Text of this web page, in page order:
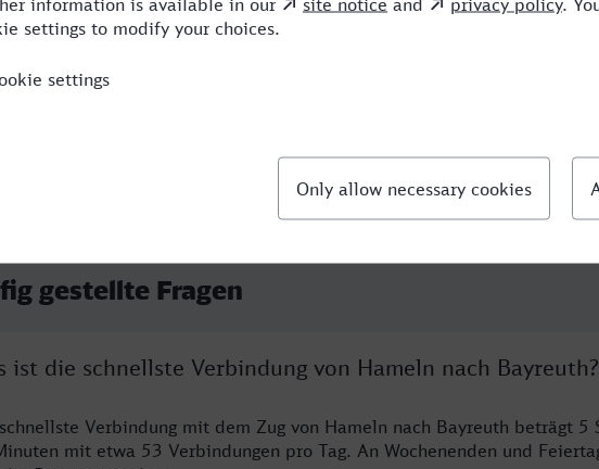
5:36
gestellte Fragen
ist die schnellste Verbindung von Hameln nach Bayreuth?
Verbindung mit dem Zug von Hameln nach Bayreuth beträgt 5
mit etwa 53 Verbindungen pro Tag. An Wochenenden und